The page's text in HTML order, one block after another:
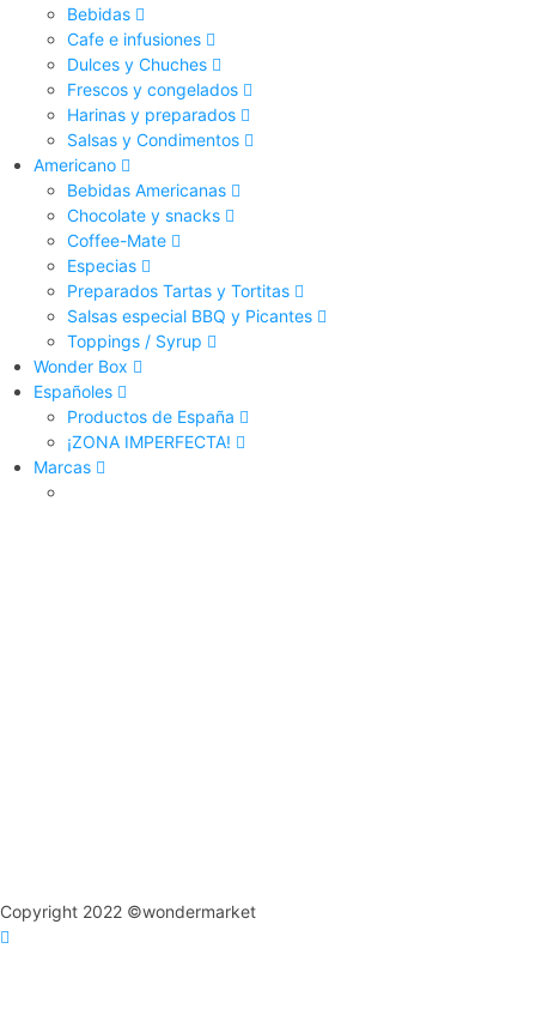
Bebidas
Cafe e infusiones
Dulces y Chuches
Frescos y congelados
Harinas y preparados
Salsas y Condimentos
Americano
Bebidas Americanas
Chocolate y snacks
Coffee-Mate
Especias
Preparados Tartas y Tortitas
Salsas especial BBQ y Picantes
Toppings / Syrup
Wonder Box
Españoles
Productos de España
¡ZONA IMPERFECTA!
Marcas
Copyright 2022 ©wondermarket